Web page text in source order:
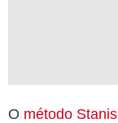
O método